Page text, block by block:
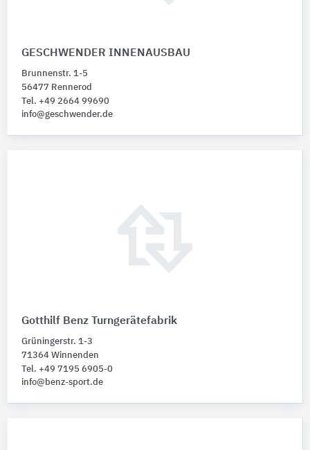
GESCHWENDER INNENAUSBAU
Brunnenstr. 1-5
56477 Rennerod
Tel. +49 2664 99690
info@geschwender.de
Gotthilf Benz Turngerätefabrik
Grüningerstr. 1-3
71364 Winnenden
Tel. +49 7195 6905-0
info@benz-sport.de